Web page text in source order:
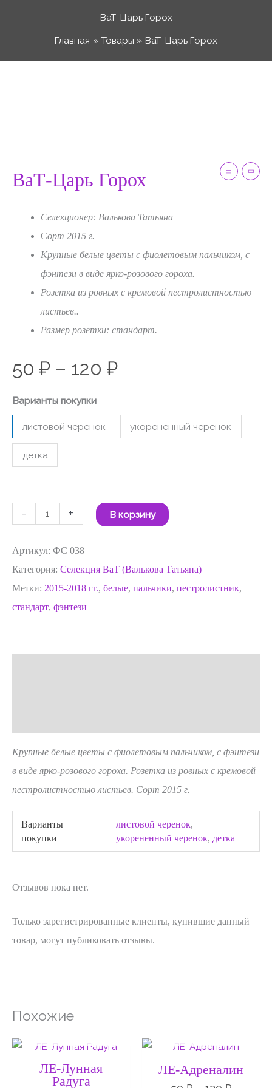
содержимому
ВаТ-Царь Горох
Главная
Товары ВаТ-Царь Горох
ВаТ-Царь Горох
Селекционер: Валькова Татьяна
Сорт 2015 г.
Крупные белые цветы с фиолетовым пальчиком, с
фэнтези в виде ярко-розового гороха.
Розетка из ровных с кремовой пестролистностью
листьев..
Размер розетки: стандарт.
50 ₽ – 120 ₽
120 ₽
Варианты покупки
листовой черенок укорененный черенок
детка
- + В корзину
Артикул: ФС 038
Категория: Селекция ВаТ (Валькова Татьяна)
Метки: 2015-2018 гг., белые, пальчики, пестролистник,
стандарт, фэнтези
Крупные белые цветы с фиолетовым пальчиком, с фэнтези
в виде ярко-розового гороха. Розетка из ровных с кремовой
пестролистностью листьев. Сорт 2015 г.
Варианты
покупки
листовой черенок,
укорененный черенок, детка
Отзывов пока нет.
Только зарегистрированные клиенты, купившие данный
товар, могут публиковать отзывы.
Похожие
ЛЕ-Лунная
Радуга
Диапазон
цен:
50 ₽
–
ЛЕ-Адреналин
цен:
–